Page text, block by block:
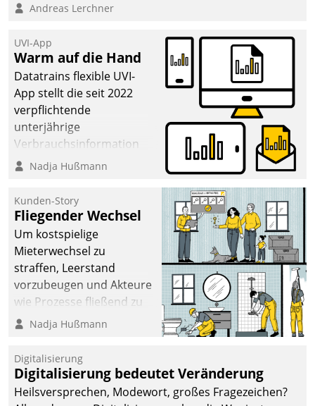
Andreas Lerchner
UVI-App
Warm auf die Hand
Datatrains flexible UVI-
App stellt die seit 2022
verpflichtende
unterjährige
Verbrauchsinformation
schnell, zuverlässig und
Die monatlichen
Mitteilungen zum
Heizungs- und
Wasserverbrauch gehen
automatisiert, vollständig
und auf Wunsch über
mehrere zuvor
Kommunikationswege bei
Nadja Hußmann
Kunden-Story
Fliegender Wechsel
Um kostspielige
Mieterwechsel zu
straffen, Leerstand
vorzubeugen und Akteure
wie Prozesse fließend zu
vernetzen, nutzt die
Jahresbeginn eine
Überblick, Einsicht und
Eingriff bietende Lösung.
Nadja Hußmann
Digitalisierung
Digitalisierung bedeutet Veränderung
Heilsversprechen, Modewort, großes Fragezeichen?